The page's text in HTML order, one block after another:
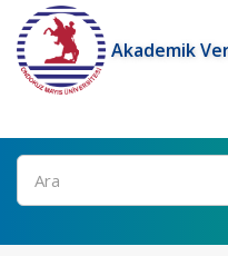
Akademik
Ara